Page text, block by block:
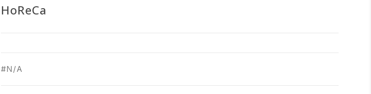
HoReCa
#N/A